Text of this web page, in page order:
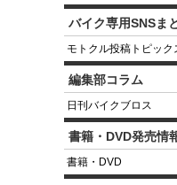
バイク専用SNSま
モトクル投稿トピック
編集部コラム
日刊バイクブロス
書籍・DVD発売情
書籍・DVD